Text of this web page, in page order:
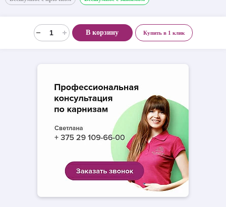
В корзину Купить в 1 клик